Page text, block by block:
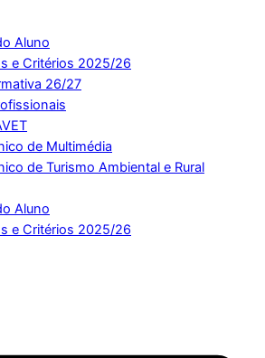
Aluno
e Critérios 2025/26
26/27
de Multimédia
de Turismo Ambiental e Rural
Aluno
e Critérios 2025/26